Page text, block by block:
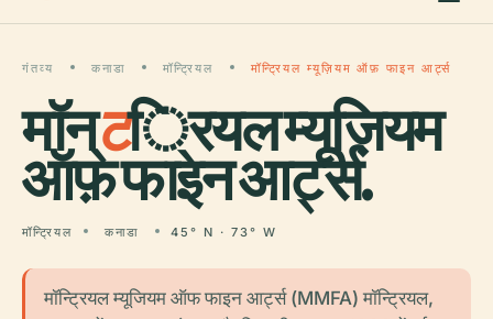
गंतव्य कनाडा मॉन्ट्रियल मॉन्ट्रियल म्यूज़ियम ऑफ़ फाइन आर्ट्स
मॉन्ट्रियल म्यूज़ियम
ऑफ़ फाइन आर्ट्स.
मॉन्ट्रियल कनाडा 45° N · 73° W
मॉन्ट्रियल म्यूजियम ऑफ फाइन आर्ट्स (MMFA) मॉन्ट्रियल,